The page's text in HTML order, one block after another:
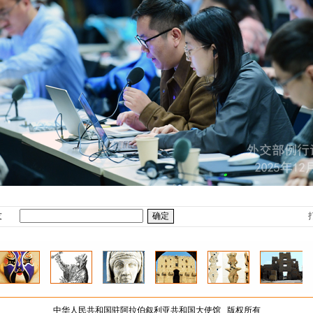
中华人民共和国驻阿拉伯叙利亚共和国大使馆 版权所有